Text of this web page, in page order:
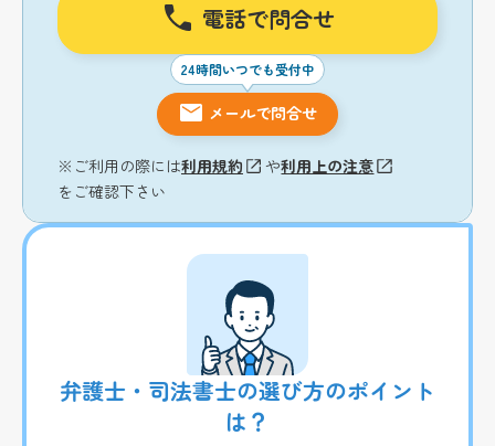
電話で問合せ
24時間いつでも受付中
メールで問合せ
※ご利用の際には利用規約 や利用上の注意
をご確認下さい
弁護士・司法書士の選び方のポイント
は？